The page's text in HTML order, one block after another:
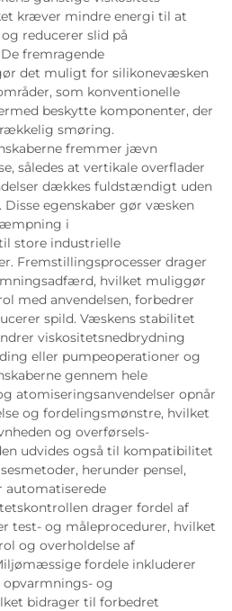
kræver mindre energi til at
reducerer slid på
fremragende
det muligt for silikonevæsken
som konventionelle
beskytte komponenter, der
smøring.
fremmer jævn
således at vertikale overflader
dækkes fuldstændigt uden
Disse egenskaber gør væsken
i
store industrielle
Fremstillingsprocesser drager
hvilket muliggør
med anvendelsen, forbedrer
spild. Væskens stabilitet
viskositetsnedbrydning
eller pumpeoperationer og
gennem hele
atomiseringsanvendelser opnår
og fordelingsmønstre, hvilket
og overførsels-
udvides også til kompatibilitet
herunder pensel,
automatiserede
drager fordel af
test- og måleprocedurer, hvilket
og overholdelse af
fordele inkluderer
opvarmnings- og
bidrager til forbedret